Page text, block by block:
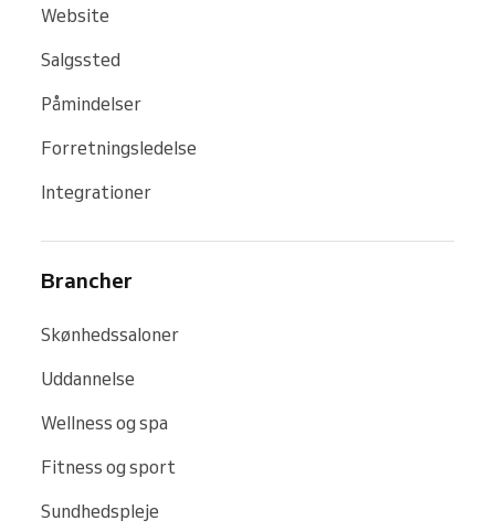
Website
Salgssted
Påmindelser
Forretningsledelse
Integrationer
Brancher
Skønhedssaloner
Uddannelse
Wellness og spa
Fitness og sport
Sundhedspleje